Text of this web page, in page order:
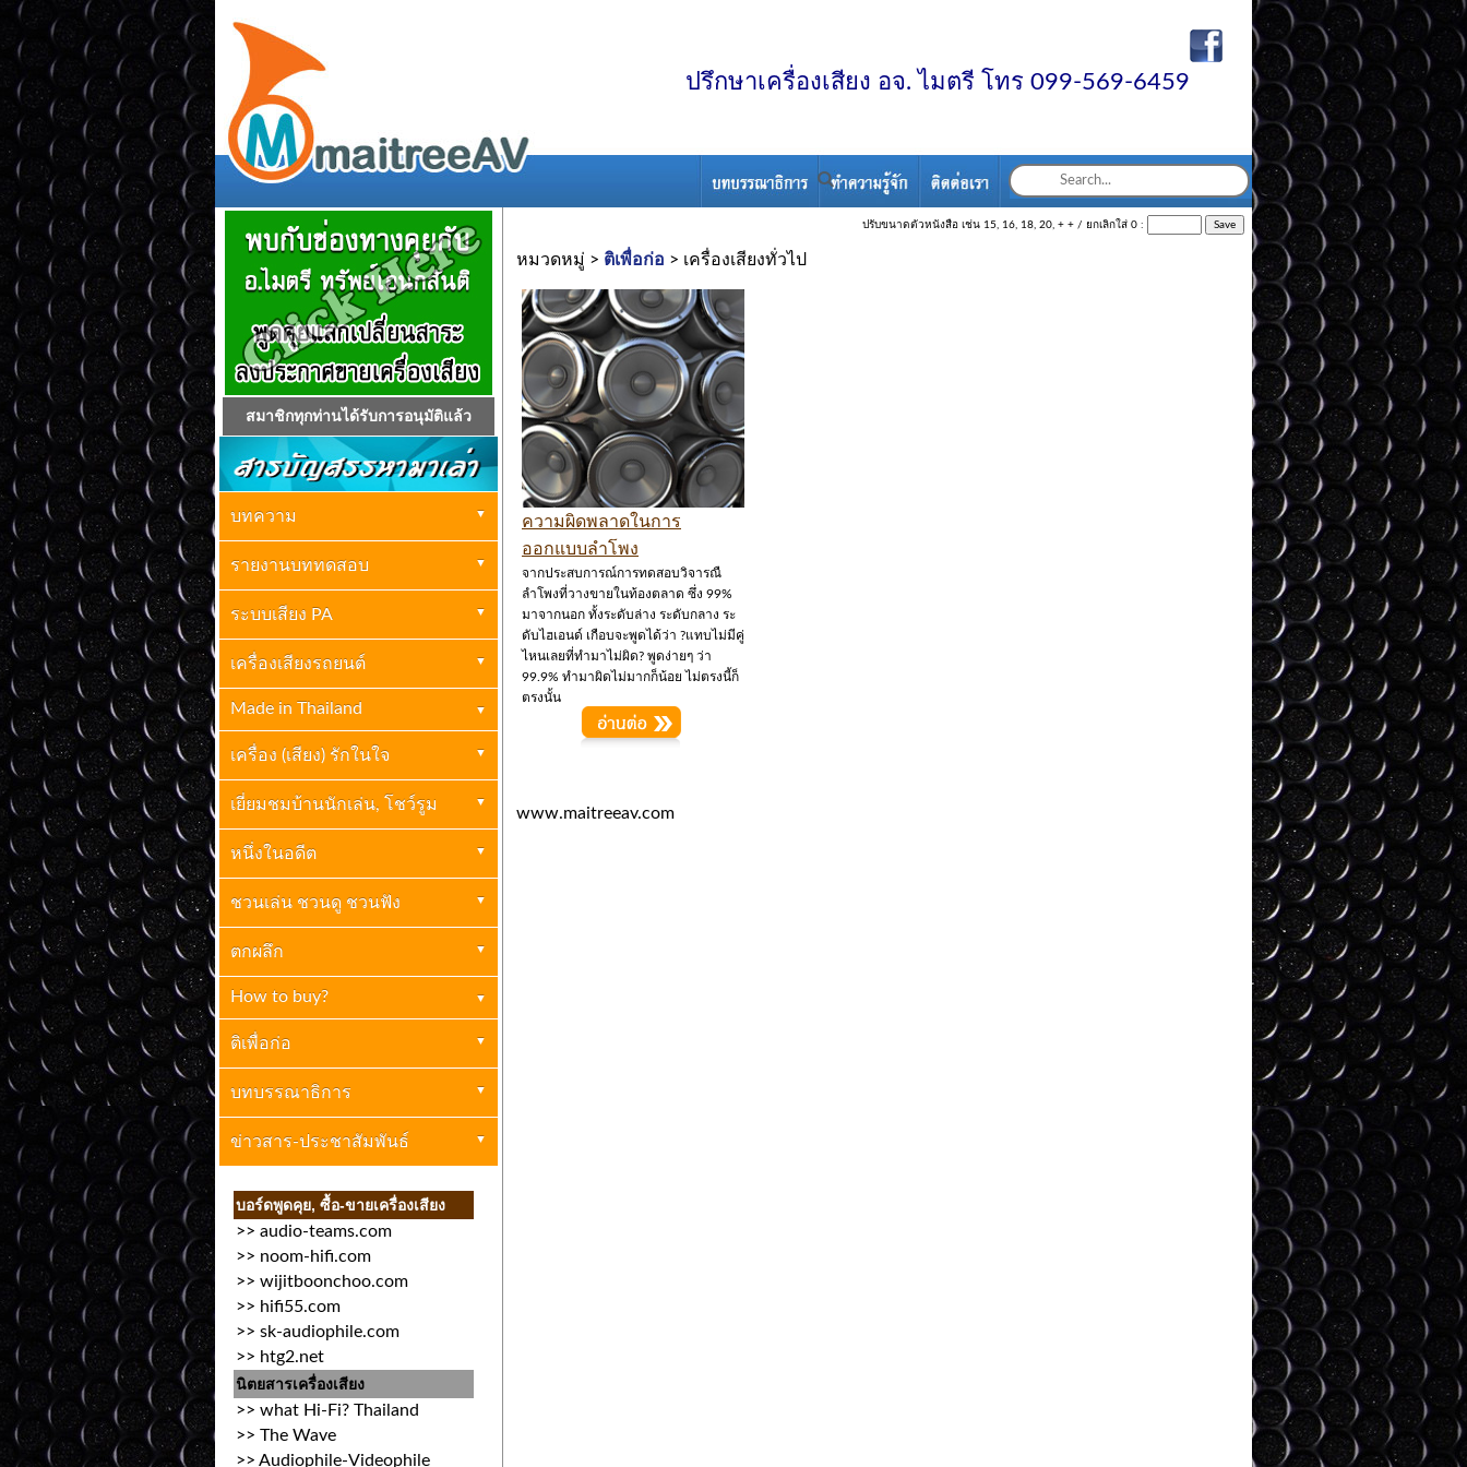
ปรึกษาเครื่องเสียง อจ. ไมตรี โทร 099-569-6459
สมาชิกทุกท่านได้รับการอนุมัติแล้ว
บทความ
เครื่องเสียงบ้าน(261)
ปกิณกะ(70)
กะเทาะเปลือกวงการเครื่องเสียง
ไฮเอ็นด์(10)
รายงานบททดสอบ
เครื่องเสียงบ้าน
เครื่องเสียงรถยนต์
ระบบเสียง PA
เครื่องเสียง PA(23)
เครื่องเสียงรถยนต์
บทความเครื่องเสียงรถยนต์
Made in Thailand
Made In Thailand(6)
เครื่อง (เสียง) รักในใจ
เยี่ยมชมบ้านนักเล่น, โชว์รูม
เยี่ยมชมบ้านนักเล่น
หนึ่งในอดีต
ย้อนรอยอดีค-อดีตคำนึง
ชวนเล่น ชวนดู ชวนฟัง
ชวนเล่น ชวนดู ชวนฟัง
ตกผลึก
ตกผลึก (4)
How to buy?
เครื่องเสียงบ้าน
ปกิณกะ(0)
ติเพื่อก่อ
เครื่องเสียงทั่วไป
การตลาด (ขายให้เป็น)(2)
บทบรรณาธิการ
อ.ไมตรี ทรัพย์เอนกสันติ
ข่าวสาร-ประชาสัมพันธ์
ข่าวประกาศทั่วไป(13)
งานเครื่องเสียง(9)
บอร์ดพูดคุย, ซื้อ-ขายเครื่องเสียง
>> audio-teams.com
>> noom-hifi.com
>> wijitboonchoo.com
>> hifi55.com
>> sk-audiophile.com
>> htg2.net
นิตยสารเครื่องเสียง
>> what Hi-Fi? Thailand
>> The Wave
>> Audiophile-Videophile
ปรับขนาดตัวหนังสือ เช่น 15, 16, 18, 20, + + / ยกเลิกใส่ 0 :
หมวดหมู่ > ติเพื่อก่อ > เครื่องเสียงทั่วไป
ความผิดพลาดในการ
ออกแบบลำโพง
จากประสบการณ์การทดสอบวิจารณื
ลำโพงที่วางขายในท้องตลาด ซึ่ง 99%
มาจากนอก ทั้งระดับล่าง ระดับกลาง ระ
ดับไฮเอนด์ เกือบจะพูดได้ว่า ?แทบไม่มีคู่
ไหนเลยที่ทำมาไม่ผิด? พูดง่ายๆ ว่า
99.9% ทำมาผิดไม่มากก็น้อย ไม่ตรงนี้ก็
ตรงนั้น
www.maitreeav.com